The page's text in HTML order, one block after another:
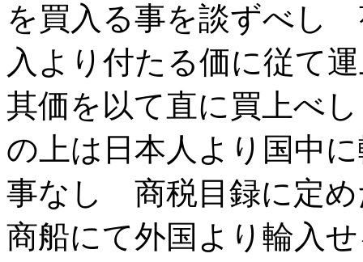
を買入る事を談ずべし
入より付たる価に従て
其価を以て直に買上べ
の上は日本人より国中
事なし 商税目録に定め
商船にて外国より輪入